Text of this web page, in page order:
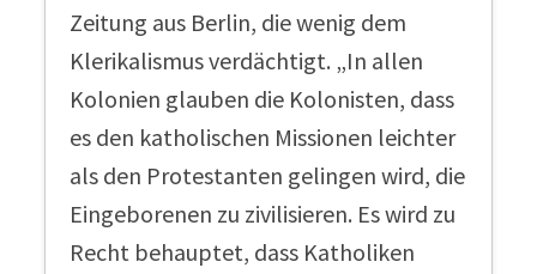
Zeitung aus Berlin, die wenig dem
Klerikalismus verdächtigt. „In allen
Kolonien glauben die Kolonisten, dass
es den katholischen Missionen leichter
als den Protestanten gelingen wird, die
Eingeborenen zu zivilisieren. Es wird zu
Recht behauptet, dass Katholiken